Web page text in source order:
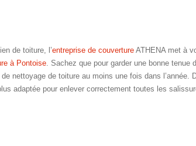
de toiture, l’entreprise de couverture ATHENA met à
à Pontoise. Sachez que pour garder une bonne
nettoyage de toiture au moins une fois dans
adaptée pour enlever correctement toutes les